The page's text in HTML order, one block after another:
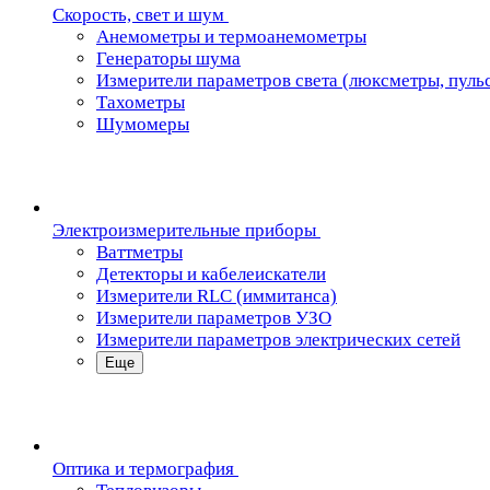
Скорость, свет и шум
Анемометры и термоанемометры
Генераторы шума
Измерители параметров света (люксметры,
Тахометры
Шумомеры
Электроизмерительные приборы
Ваттметры
Детекторы и кабелеискатели
Измерители RLC (иммитанса)
Измерители параметров УЗО
Измерители параметров электрических сетей
Еще
Oптика и термография